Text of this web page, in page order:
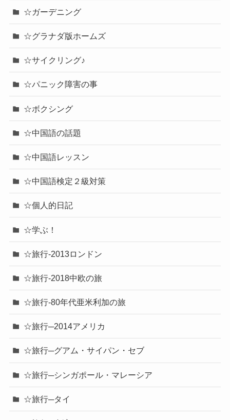
☆ガーデニング
☆グラナダ版ホームズ
☆サイクリング♪
☆パニック障害の事
☆ボクシング
☆中国語の話題
☆中国語レッスン
☆中国語検定２級対策
☆個人的日記
☆学ぶ！
☆旅行-2013ロンドン
☆旅行-2018中欧の旅
☆旅行-80年代亜米利加の旅
☆旅行─2014アメリカ
☆旅行─グアム・サイパン・セブ
☆旅行─シンガポール・マレーシア
☆旅行─タイ